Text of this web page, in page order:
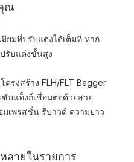
ณ
ยมที่ปรับแต่งได้เต็มที่ หาก
รับแต่งขั้นสูง
รงสร้าง FLH/FLT Bagger
บแท็งก์เชื่อมต่อด้วยสาย
เพรสชั่น รีบาวด์ ความยาว
ลายในรายการ